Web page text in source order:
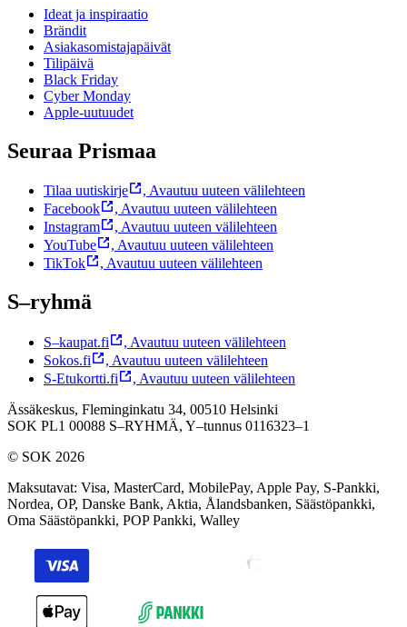
Ideat ja inspiraatio
Brändit
Asiakasomistajapäivät
Tilipäivä
Black Friday
Cyber Monday
Apple-uutuudet
Seuraa Prismaa
Tilaa uutiskirje , Avautuu uuteen välilehteen
Facebook
, Avautuu uuteen välilehteen
Instagram
, Avautuu uuteen välilehteen
YouTube
, Avautuu uuteen välilehteen
TikTok
, Avautuu uuteen välilehteen
S–ryhmä
S–kaupat.fi , Avautuu uuteen välilehteen
Sokos.fi
, Avautuu uuteen välilehteen
S-Etukortti.fi
, Avautuu uuteen välilehteen
Ässäkeskus, Fleminginkatu 34, 00510 Helsinki
SOK PL1 00088 S–RYHMÄ, Y–tunnus 0116323–1
© SOK 2026
Maksutavat: Visa, MasterCard, MobilePay, Apple Pay, S-Pankki,
Nordea, OP, Danske Bank, Aktia, Ålandsbanken, Säästöpankki,
Oma Säästöpankki, POP Pankki, Walley